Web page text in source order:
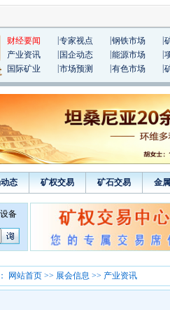
财经要闻 专家视点 钢铁市场
产业资讯
国企动态 能源市场
国际矿业
市场预测 有色市场
态 矿权交易 矿石交易 金
设备
网站首页 >> 展会信息 >> 产业资讯